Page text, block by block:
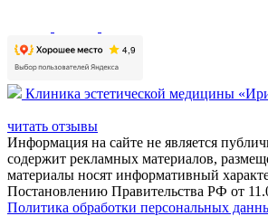
Клиника эстетической медицины
читать отзывы
Информация на сайте не является
содержит рекламных материалов,
материалы носят информативный
Постановлению Правительства РФ от
Политика обработки персональных